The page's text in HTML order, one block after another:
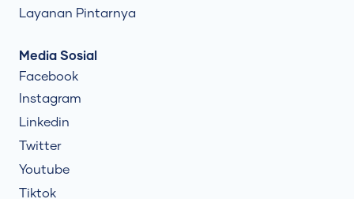
Layanan Pintarnya
Media Sosial
Facebook
Instagram
Linkedin
Twitter
Youtube
Tiktok